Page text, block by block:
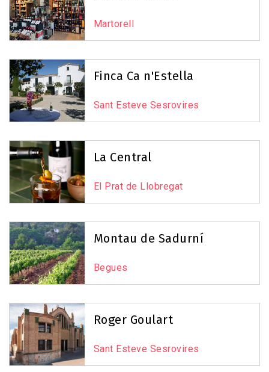
Martorell
Finca Ca n'Estella
Sant Esteve Sesrovires
La Central
El Prat de Llobregat
Montau de Sadurní
Begues
Roger Goulart
Sant Esteve Sesrovires